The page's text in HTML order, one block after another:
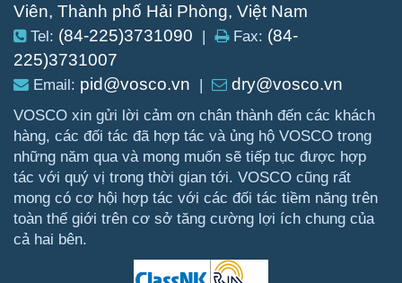
Viên, Thành phố Hải Phòng, Việt Nam
Tel: (84-225)3731090 | Fax: (84-
225)3731007
Email: pid@vosco.vn | dry@vosco.vn
VOSCO xin gửi lời cảm ơn chân thành đến các khách
hàng, các đối tác đã hợp tác và ủng hộ VOSCO trong
những năm qua và mong muốn sẽ tiếp tục được hợp
tác với quý vị trong thời gian tới. VOSCO cũng rất
mong có cơ hội hợp tác với các đối tác tiềm năng trên
toàn thế giới trên cơ sở tăng cường lợi ích chung của
cả hai bên.